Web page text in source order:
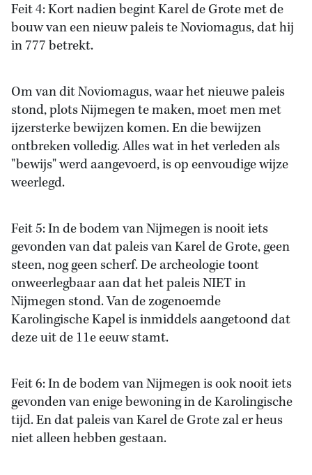
Feit 4: Kort nadien begint Karel de Grote met de
bouw van een nieuw paleis te Noviomagus, dat hij
in 777 betrekt.
Om van dit Noviomagus, waar het nieuwe paleis
stond, plots Nijmegen te maken, moet men met
ijzersterke bewijzen komen. En die bewijzen
ontbreken volledig. Alles wat in het verleden als
"bewijs" werd aangevoerd, is op eenvoudige wijze
weerlegd.
Feit 5: In de bodem van Nijmegen is nooit iets
gevonden van dat paleis van Karel de Grote, geen
steen, nog geen scherf. De archeologie toont
onweerlegbaar aan dat het paleis NIET in
Nijmegen stond. Van de zogenoemde
Karolingische Kapel is inmiddels aangetoond dat
deze uit de 11e eeuw stamt.
Feit 6: In de bodem van Nijmegen is ook nooit iets
gevonden van enige bewoning in de Karolingische
tijd. En dat paleis van Karel de Grote zal er heus
niet alleen hebben gestaan.